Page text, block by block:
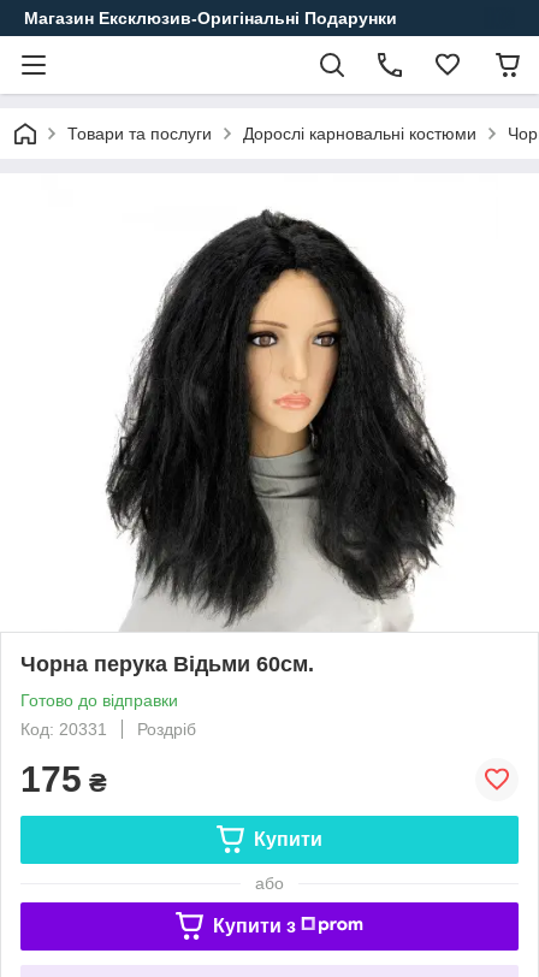
Магазин Ексклюзив-Оригінальні Подарунки
Товари та послуги Дорослі карновальні костюми
Чорна перука Відьми 60см.
Готово до відправки
Код: 20331
Роздріб
175 ₴
Купити
або
Купити з